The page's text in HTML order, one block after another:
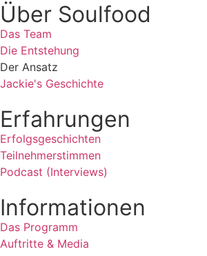
Über Soulfood
Das Team
Die Entstehung
Der Ansatz
Jackie's Geschichte
Erfahrungen
Erfolgsgeschichten
Teilnehmerstimmen
Podcast (Interviews)
Informationen
Das Programm
Auftritte & Media